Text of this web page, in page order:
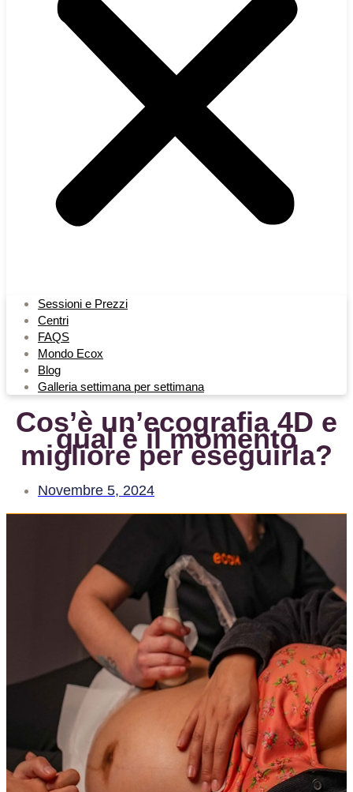
Sessioni e Prezzi
Centri
FAQS
Mondo Ecox
Blog
Galleria settimana per settimana
Cos’è un’ecografia 4D e
qual è il momento
migliore per eseguirla?
Novembre 5, 2024